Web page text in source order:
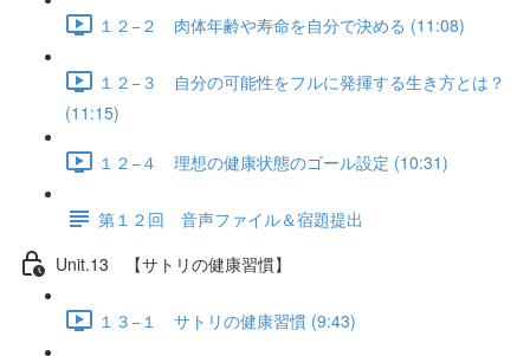
１２−２ 肉体年齢や寿命を自分で決める (11:08)
１２−３ 自分の可能性をフルに発揮する生き方とは？
(11:15)
１２−４ 理想の健康状態のゴール設定 (10:31)
第１２回 音声ファイル＆宿題提出
Unit.13 【サトリの健康習慣】
１３−１ サトリの健康習慣 (9:43)